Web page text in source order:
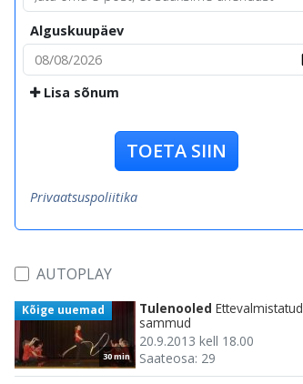
Alguskuupäev
Lisa sõnum
TOETA SIIN
Privaatsuspoliitika
AUTOPLAY
30 min
Kõige uuemad Tulenooled Ettevalmistatud
sammud
20.9.2013 kell 18.00
Saateosa: 29